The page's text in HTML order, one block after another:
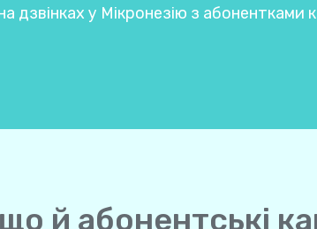
дзвінках у Мікронезію з абонентками
й абонентські